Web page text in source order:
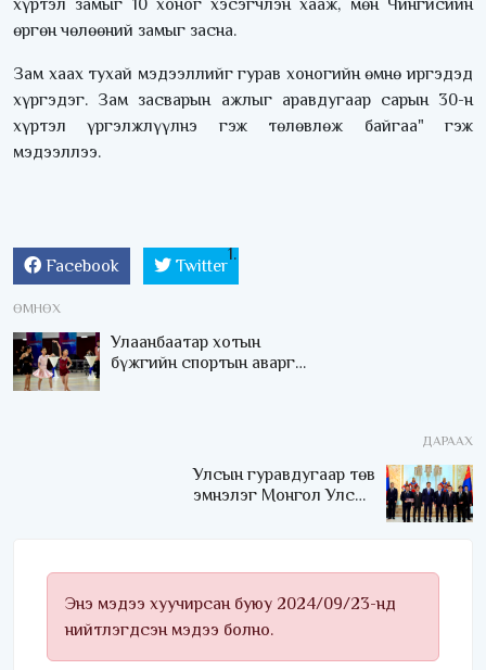
хүртэл замыг 10 хоног хэсэгчлэн хааж, мөн Чингисийн
өргөн чөлөөний замыг засна.
Зам хаах тухай мэдээллийг гурав хоногийн өмнө иргэдэд
хүргэдэг. Зам засварын ажлыг аравдугаар сарын 30-н
хүртэл үргэлжлүүлнэ гэж төлөвлөж байгаа" гэж
мэдээллээ.
Facebook Twitter
ӨМНӨХ
Улаанбаатар хотын
бүжгийн спортын аварга
ДАРААХ
Улсын гуравдугаар төв
эмнэлэг Монгол Улсын
Энэ мэдээ хуучирсан буюу 2024/09/23-нд
нийтлэгдсэн мэдээ болно.